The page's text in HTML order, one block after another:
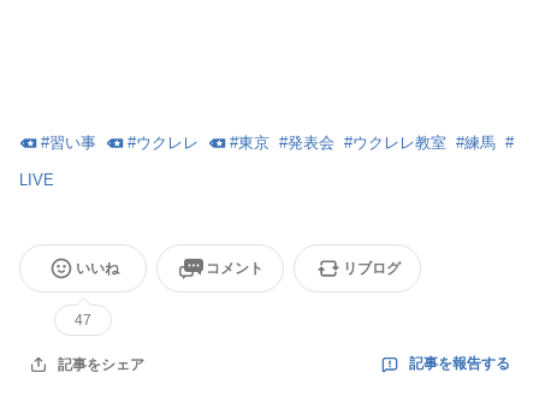
#習い事 #ウクレレ #東京 #発表会 #ウクレレ教室 #練馬 #
LIVE
いいね
47
コメント リブログ
記事をシェア 記事を報告する